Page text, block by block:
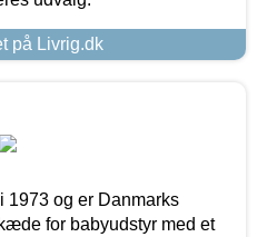
på Livrig.dk
1973 og er Danmarks
for babyudstyr med et